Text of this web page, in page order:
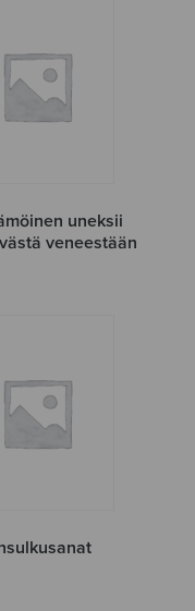
uneksii
veneestään